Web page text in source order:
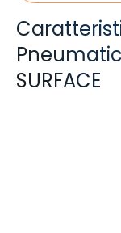
SURFACE